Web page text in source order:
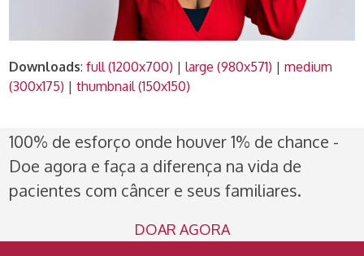
Downloads:full (1200x700) |large (980x571) |medium
(300x175) |thumbnail (150x150)
100% de esforço onde houver 1% de chance -
Doe agora e faça a diferença na vida de
pacientes com câncer e seus familiares.
DOAR AGORA